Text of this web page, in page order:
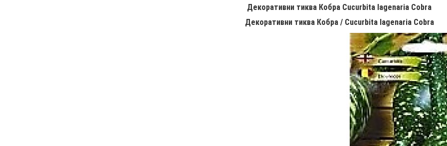
Декоративни тиква Кобра Cucurbita lagenaria Cobra
Декоративни тиква Кобра / Cucurbita lagenaria Cobra